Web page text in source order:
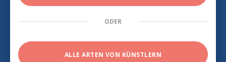
ODER
ALLE ARTEN VON KÜNSTLERN